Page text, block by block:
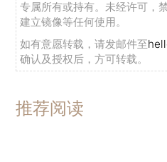
专属所有或持有。未经许可，
建立镜像等任何使用。
如有意愿转载，请发邮件至
确认及授权后，方可转载。
推荐阅读